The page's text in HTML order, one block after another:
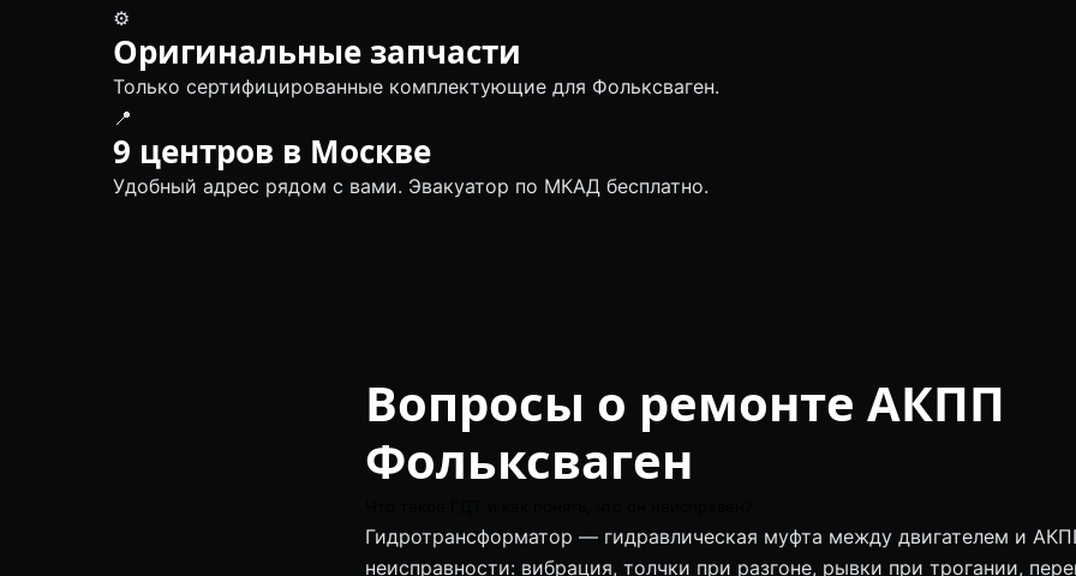
⚙️
Оригинальные запчасти
Только сертифицированные комплектующие для Фольксваген.
📍
9 центров в Москве
Удобный адрес рядом с вами. Эвакуатор по МКАД бесплатно.
Вопросы о ремонте АКПП
Фольксваген
Гидротрансформатор — гидравлическая муфта между двигателем и
неисправности: вибрация, толчки при разгоне, рывки при трогании,